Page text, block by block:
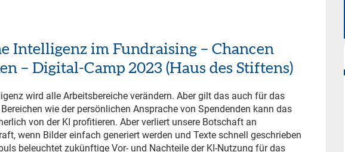
Intelligenz im Fundraising – Chancen
– Digital-Camp 2023 (Haus des Stiftens)
wird alle Arbeitsbereiche verändern. Aber gilt das auch für das
wie der persönlichen Ansprache von Spendenden kann das
von der KI profitieren. Aber verliert unsere Botschaft an
wenn Bilder einfach generiert werden und Texte schnell geschrieben
beleuchtet zukünftige Vor- und Nachteile der KI-Nutzung für das